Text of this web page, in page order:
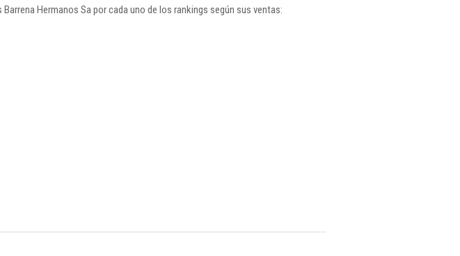
Hermanos Sa por cada uno de los rankings según sus ventas: